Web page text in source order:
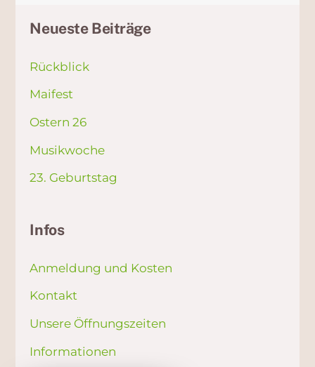
Neueste Beiträge
Rückblick
Maifest
Ostern 26
Musikwoche
23. Geburtstag
Infos
Anmeldung und Kosten
Kontakt
Unsere Öffnungszeiten
Informationen